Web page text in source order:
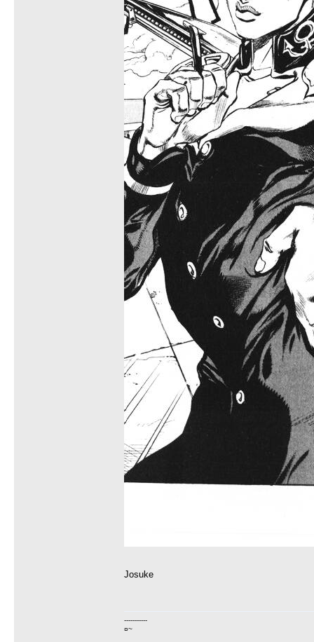
Josuke
-----------
¤~